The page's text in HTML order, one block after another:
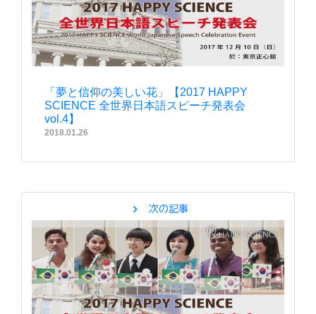
「夢と信仰の美しい花」【2017 HAPPY
SCIENCE 全世界日本語スピーチ発表会
vol.4】
2018.01.26
chevron_right 次の記事